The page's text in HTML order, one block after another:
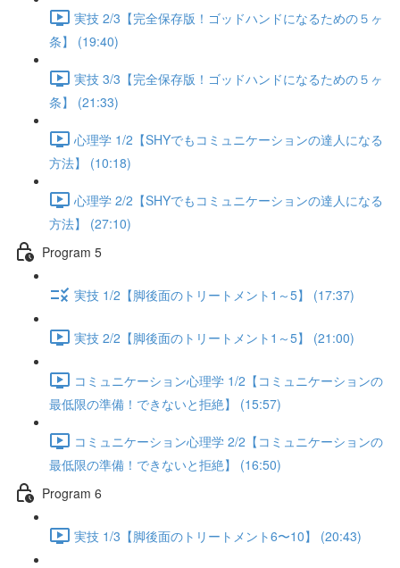
実技 2/3【完全保存版！ゴッドハンドになるための５ヶ
条】 (19:40)
実技 3/3【完全保存版！ゴッドハンドになるための５ヶ
条】 (21:33)
心理学 1/2【SHYでもコミュニケーションの達人になる
方法】 (10:18)
心理学 2/2【SHYでもコミュニケーションの達人になる
方法】 (27:10)
Program 5
実技 1/2【脚後面のトリートメント1～5】 (17:37)
実技 2/2【脚後面のトリートメント1～5】 (21:00)
コミュニケーション心理学 1/2【コミュニケーションの
最低限の準備！できないと拒絶】 (15:57)
コミュニケーション心理学 2/2【コミュニケーションの
最低限の準備！できないと拒絶】 (16:50)
Program 6
実技 1/3【脚後面のトリートメント6〜10】 (20:43)